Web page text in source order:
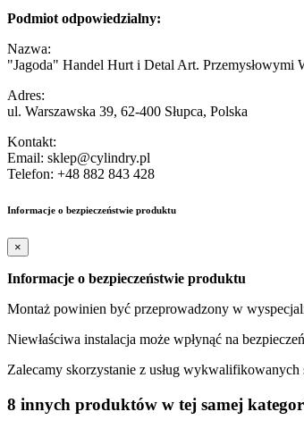
Podmiot odpowiedzialny:
Nazwa:
"Jagoda" Handel Hurt i Detal Art. Przemysłowymi
Adres:
ul. Warszawska 39, 62-400 Słupca, Polska
Kontakt:
Email: sklep@cylindry.pl
Telefon: +48 882 843 428
Informacje o bezpieczeństwie produktu
×
Informacje o bezpieczeństwie produktu
Montaż powinien być przeprowadzony w
Niewłaściwa instalacja może wpłynąć na
Zalecamy skorzystanie z usług
8 innych produktów w tej samej